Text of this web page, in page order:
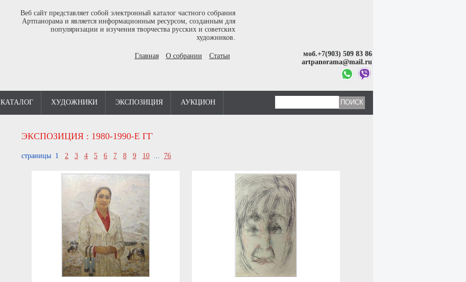
Веб сайт представляет собой электронный каталог частного собрания
Артпанорама и является информационным ресурсом, созданным для
популяризации и изучения творчества русских и советских
художников.
Главная О собрании Статьи
моб.+7(903) 509 83 86
artpanorama@mail.ru
КАТАЛОГ ХУДОЖНИКИ ЭКСПОЗИЦИЯ АУКЦИОН
ЭКСПОЗИЦИЯ : 1980-1990-Е ГГ
страницы 1 2 3 4 5 6 7 8 9 10 ... 76